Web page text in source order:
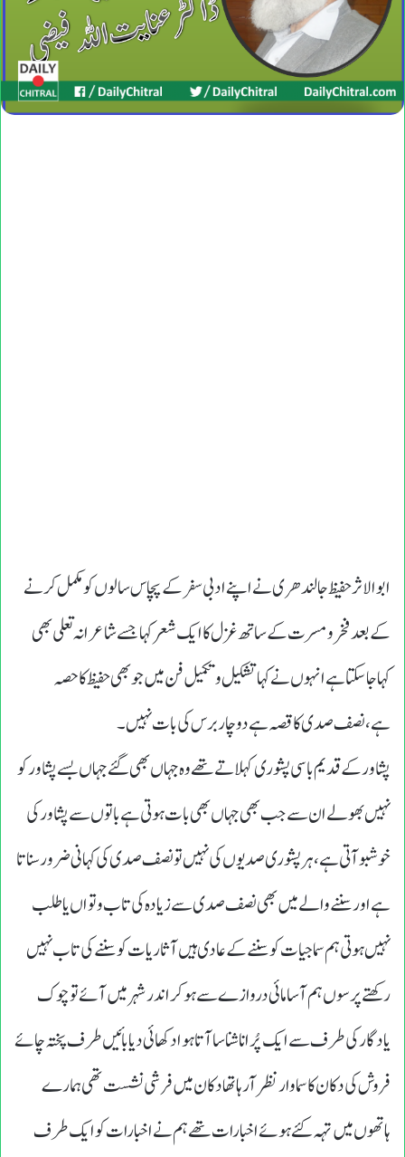
ابوالاثرحفیظ جالندھری نے اپنے ادبی سفر کے پچاس سالوں کومکمل کرنے
کے بعد فخر ومسرت کے ساتھ غزل کا ایک شعر کہا جسے شاعرانہ تعلی بھی
کہاجاسکتا ہے انہوں نے کہا تشکیل وتکمیل فن میں جوبھی حفیظ کا حصہ
ہے،نصف صدی کا قصہ ہے دو چاربرس کی بات نہیں۔
پشاور کے قدیم باسی پشوری کہلاتے تھے وہ جہاں بھی گئے جہاں بسے پشاور کو
نہیں بھولے ان سے جب بھی جہاں بھی بات ہوتی ہے باتوں سے پشاور کی
خوشبو آتی ہے،ہرپشوری صدیوں کی نہیں تو نصف صدی کی کہانی ضرور سناتا
ہے اور سننے والے میں بھی نصف صدی سے زیادہ کی تاب وتواں یا طلب
نہیں ہوتی ہم سماجیات کو سننے کے عادی ہیں آثاریات کو سننے کی تاب نہیں
رکھتے پرسوں ہم آسامائی دروازے سے ہوکر اندرشہر میں آئے توچوک
یادگار کی طرف سے ایک پُرانا شناسا آتا ہوادکھائی دیا بائیں طرف پختہ چائے
فروش کی دکان کا سماوار نظر آرہا تھا دکان میں فرشی نشست تھی ہمارے
ہاتھوں میں تہہ کئے ہوئے اخبارات تھے ہم نے اخبارات کو ایک طرف